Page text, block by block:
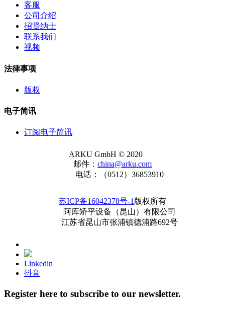
客服
公司介绍
招贤纳士
联系我们
视频
法律事项
版权
电子简讯
订阅电子简讯
ARKU GmbH © 2020
邮件： china@arku.com
电话：（0512）36853910
苏ICP备16042378号-1版权所有
阿库矫平设备（昆山）有限公司
江苏省昆山市张浦镇德浦路692号
Linkedin
抖音
Register here to subscribe to our newsletter.